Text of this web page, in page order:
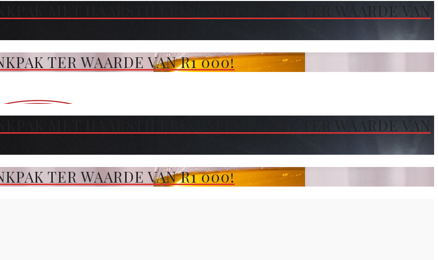
MET HAARSTILERINGSPRODUKTE TER WAARDE VAN
TER WAARDE VAN R1 000!
MET HAARSTILERINGSPRODUKTE TER WAARDE VAN
TER WAARDE VAN R1 000!